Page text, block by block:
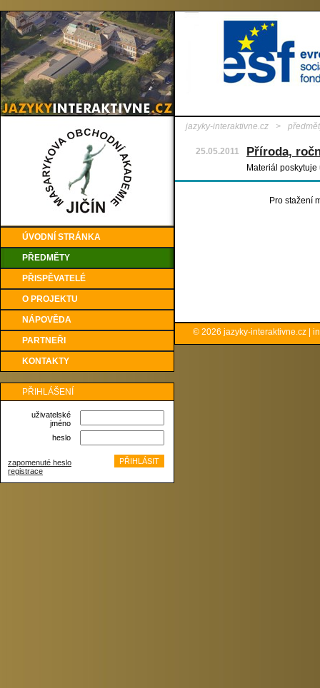
ÚVODNÍ STRÁNKA
PŘEDMĚTY
PŘISPĚVATELÉ
O PROJEKTU
NÁPOVĚDA
PARTNEŘI
KONTAKTY
PŘIHLÁŠENÍ
uživatelské
jméno
heslo
zapomenuté heslo
registrace
jazyky-interaktivne.cz >
25.05.2011 Příroda,
Materiál
Pro stažení
© 2026 jazyky-interaktivne.cz